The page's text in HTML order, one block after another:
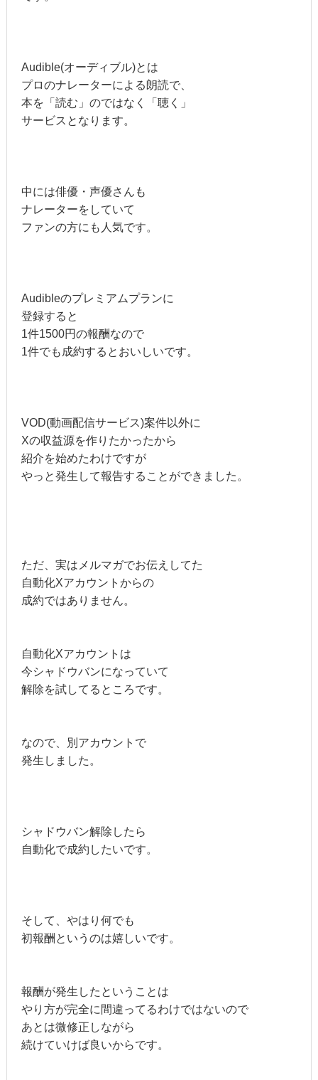
Audible(オーディブル)とは
プロのナレーターによる朗読で、
本を「読む」のではなく「聴く」
サービスとなります。
中には俳優・声優さんも
ナレーターをしていて
ファンの方にも人気です。
Audibleのプレミアムプランに
登録すると
1件1500円の報酬なので
1件でも成約するとおいしいです。
VOD(動画配信サービス)案件以外に
Xの収益源を作りたかったから
紹介を始めたわけですが
やっと発生して報告することができました。
ただ、実はメルマガでお伝えしてた
自動化Xアカウントからの
成約ではありません。
自動化Xアカウントは
今シャドウバンになっていて
解除を試してるところです。
なので、別アカウントで
発生しました。
シャドウバン解除したら
自動化で成約したいです。
そして、やはり何でも
初報酬というのは嬉しいです。
報酬が発生したということは
やり方が完全に間違ってるわけではないので
あとは微修正しながら
続けていけば良いからです。